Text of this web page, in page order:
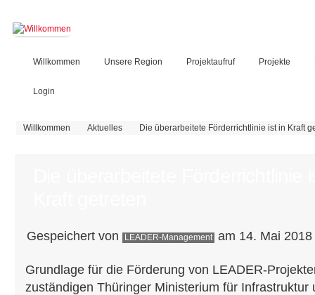
Willkommen Unsere Region Projektaufruf Projekte
Login
Sie sind hier
Willkommen Aktuelles Die überarbeitete Förderrichtlinie ist in Kraft
Gespeichert von LEADER-Management am 14. Mai
Grundlage für die Förderung von LEADER-
zuständigen Thüringer Ministerium für Infrastruktur